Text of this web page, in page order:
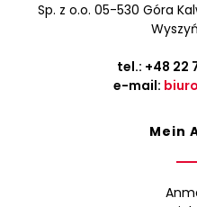
Sp. z o.o. 05-530 Góra
tel.: +48 22
e-mail:
Mein